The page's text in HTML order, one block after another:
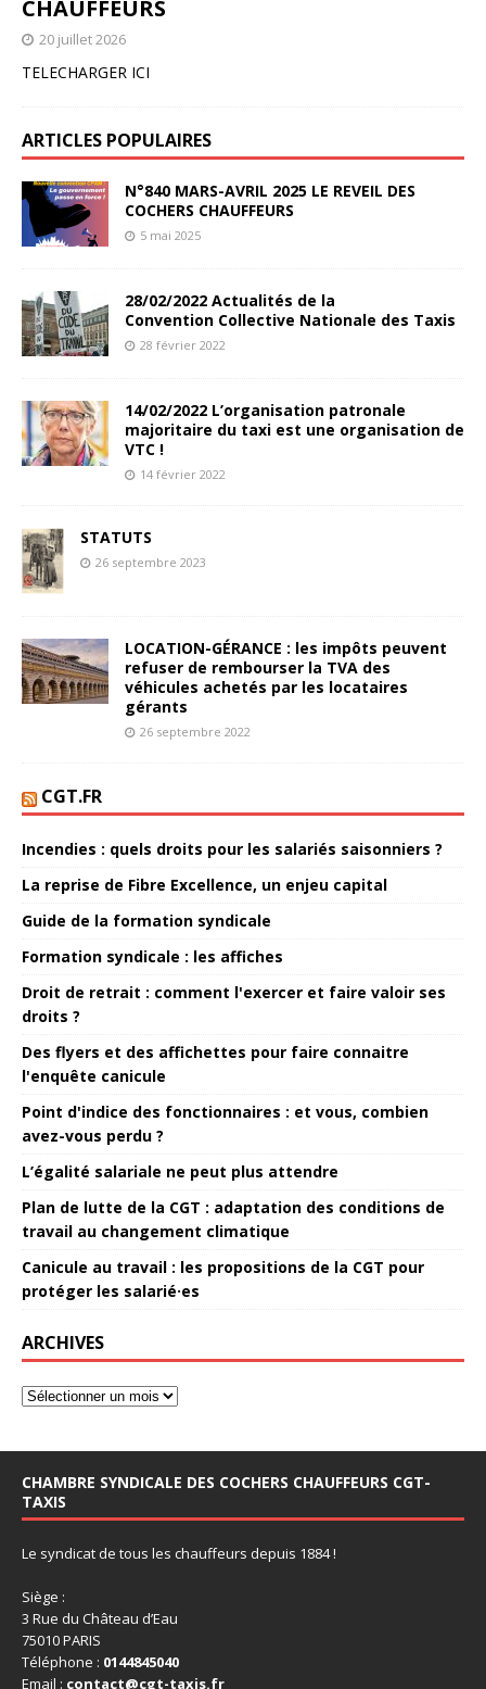
CHAUFFEURS
20 juillet 2026
TELECHARGER ICI
ARTICLES POPULAIRES
N°840 MARS-AVRIL 2025 LE REVEIL DES
COCHERS CHAUFFEURS
5 mai 2025
28/02/2022 Actualités de la
Convention Collective Nationale des Taxis
28 février 2022
14/02/2022 L’organisation patronale
majoritaire du taxi est une organisation de
VTC !
14 février 2022
STATUTS
26 septembre 2023
LOCATION-GÉRANCE : les impôts peuvent
refuser de rembourser la TVA des
véhicules achetés par les locataires
gérants
26 septembre 2022
CGT.FR
Incendies : quels droits pour les salariés saisonniers ?
La reprise de Fibre Excellence, un enjeu capital
Guide de la formation syndicale
Formation syndicale : les affiches
Droit de retrait : comment l'exercer et faire valoir ses
droits ?
Des flyers et des affichettes pour faire connaitre
l'enquête canicule
Point d'indice des fonctionnaires : et vous, combien
avez-vous perdu ?
L’égalité salariale ne peut plus attendre
Plan de lutte de la CGT : adaptation des conditions de
travail au changement climatique
Canicule au travail : les propositions de la CGT pour
protéger les salarié·es
ARCHIVES
CHAMBRE SYNDICALE DES COCHERS CHAUFFEURS CGT-
TAXIS
Le syndicat de tous les chauffeurs depuis 1884 !
Siège :
3 Rue du Château d’Eau
75010 PARIS
Téléphone : 0144845040
Email : contact@cgt-taxis.fr